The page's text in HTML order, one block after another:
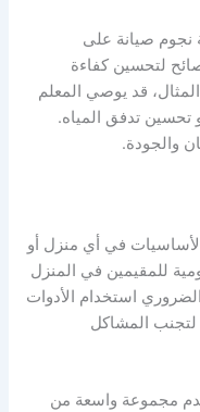
نجوم صيانة على
لتحسين كفاءة
قد يوصي المعلم
تحسين تدفق المياه.
والجودة.
في أي منزل أو
للمقيمين في المنزل
استخدام الأدوات
لتجنب المشاكل
مجموعة واسعة من